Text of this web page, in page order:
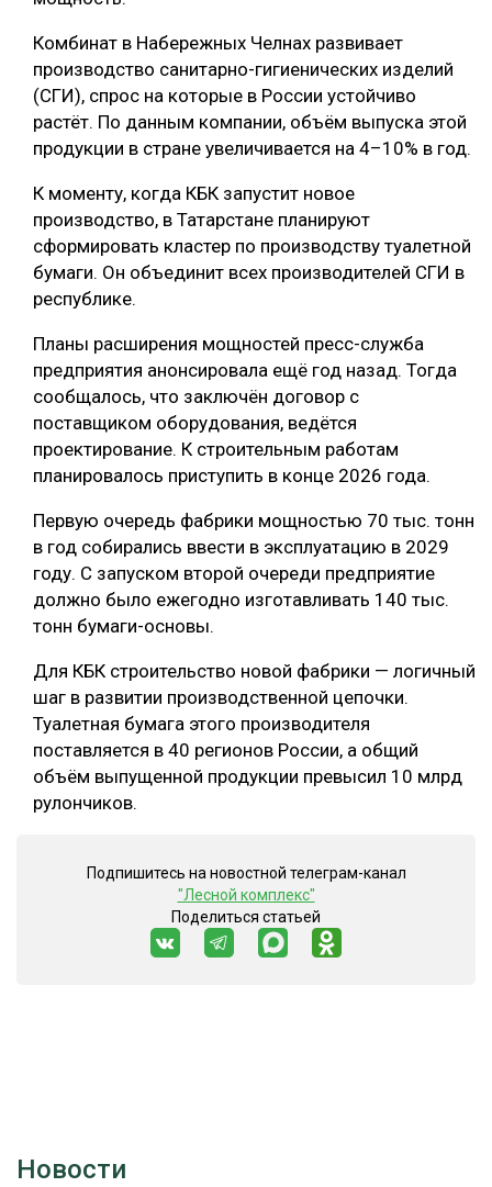
Комбинат в Набережных Челнах развивает
производство санитарно-гигиенических изделий
(СГИ), спрос на которые в России устойчиво
растёт. По данным компании, объём выпуска этой
продукции в стране увеличивается на 4–10% в год.
К моменту, когда КБК запустит новое
производство, в Татарстане планируют
сформировать кластер по производству туалетной
бумаги. Он объединит всех производителей СГИ в
республике.
Планы расширения мощностей пресс-служба
предприятия анонсировала ещё год назад. Тогда
сообщалось, что заключён договор с
поставщиком оборудования, ведётся
проектирование. К строительным работам
планировалось приступить в конце 2026 года.
Первую очередь фабрики мощностью 70 тыс. тонн
в год собирались ввести в эксплуатацию в 2029
году. С запуском второй очереди предприятие
должно было ежегодно изготавливать 140 тыс.
тонн бумаги-основы.
Для КБК строительство новой фабрики — логичный
шаг в развитии производственной цепочки.
Туалетная бумага этого производителя
поставляется в 40 регионов России, а общий
объём выпущенной продукции превысил 10 млрд
рулончиков.
Подпишитесь на новостной телеграм-канал
"Лесной комплекс"
Поделиться статьей
Новости